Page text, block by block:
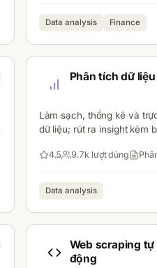
Data analysis Finance
Phân tích dữ liệu
Làm sạch, thống kê và
dữ liệu; rút ra insight kèm
4.5 9.7k lượt dùng
Data analysis
Web scraping tự
động